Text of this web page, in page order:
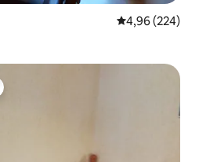
4,96 de uma
4,96 (224)